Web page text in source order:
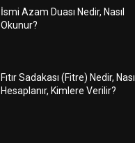
İsmi Azam Duası Nedir, Nasıl
Okunur?
Fıtır Sadakası (Fitre) Nedir, Nasıl
Hesaplanır, Kimlere Verilir?